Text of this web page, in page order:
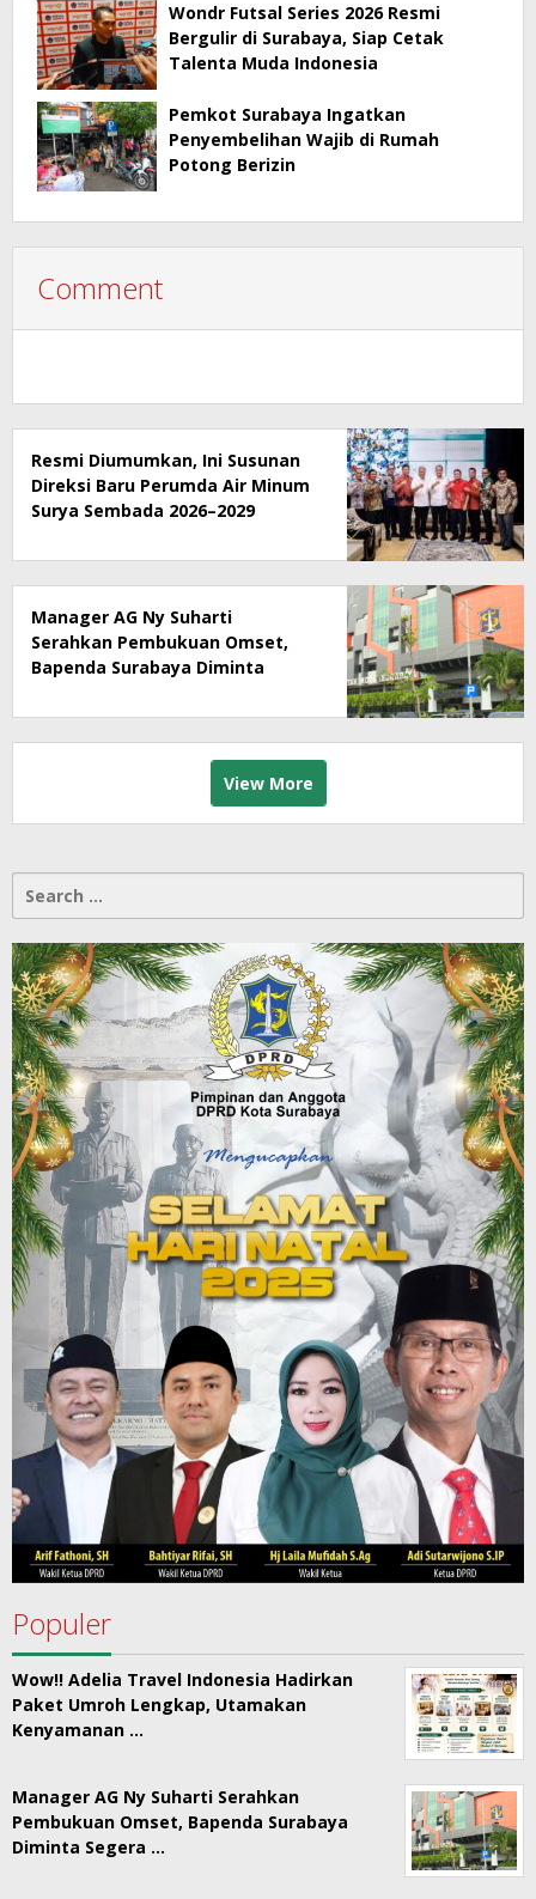
Wondr Futsal Series 2026 Resmi
Bergulir di Surabaya, Siap Cetak
Talenta Muda Indonesia
Pemkot Surabaya Ingatkan
Penyembelihan Wajib di Rumah
Potong Berizin
Comment
Resmi Diumumkan, Ini Susunan
Direksi Baru Perumda Air Minum
Surya Sembada 2026–2029
Manager AG Ny Suharti
Serahkan Pembukuan Omset,
Bapenda Surabaya Diminta
View More
Search
Populer
Wow!! Adelia Travel Indonesia Hadirkan
Paket Umroh Lengkap, Utamakan
Kenyamanan …
Manager AG Ny Suharti Serahkan
Pembukuan Omset, Bapenda Surabaya
Diminta Segera …